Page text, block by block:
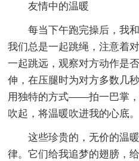
友情中的温暖
每当下午跑完操后，我和
我们总是一起跳绳，注意着
一起跳远，观察对方动作是
伸，在压腿时为对方多数几
用独特的方式——拍一巴掌
吹起，将温暖吹进我的心底。
这些珍贵的，无价的温暖
律。它们给我追梦的翅膀，